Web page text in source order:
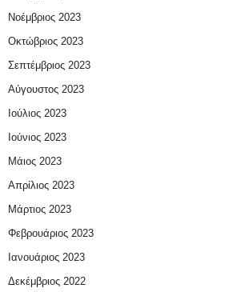
Νοέμβριος 2023
Οκτώβριος 2023
Σεπτέμβριος 2023
Αύγουστος 2023
Ιούλιος 2023
Ιούνιος 2023
Μάιος 2023
Απρίλιος 2023
Μάρτιος 2023
Φεβρουάριος 2023
Ιανουάριος 2023
Δεκέμβριος 2022